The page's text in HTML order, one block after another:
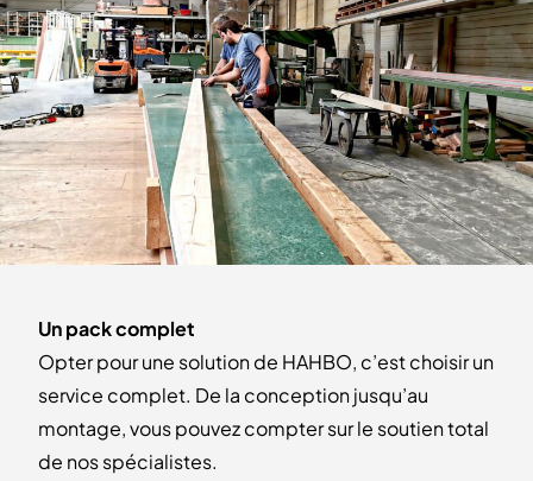
Un pack complet
Opter pour une solution de HAHBO, c’est choisir un
service complet. De la conception jusqu’au
montage, vous pouvez compter sur le soutien total
de nos spécialistes.